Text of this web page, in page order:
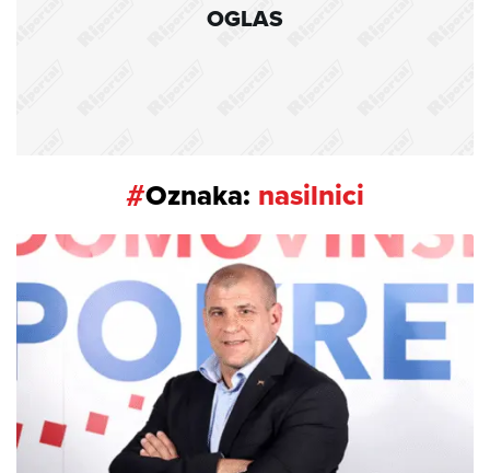
OGLAS
#Oznaka: nasilnici